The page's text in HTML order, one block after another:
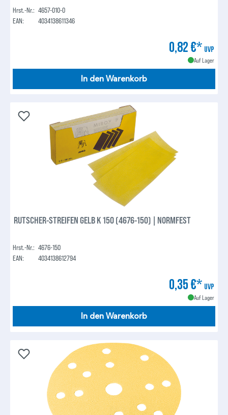
Hrst.-Nr.: 4657-010-0
EAN:
4034138611346
0,82 €* UVP
Auf Lager
In den Warenkorb
RUTSCHER-STREIFEN GELB K 150 (4676-150) | NORMFEST
Hrst.-Nr.: 4676-150
EAN:
4034138612794
0,35 €* UVP
Auf Lager
In den Warenkorb